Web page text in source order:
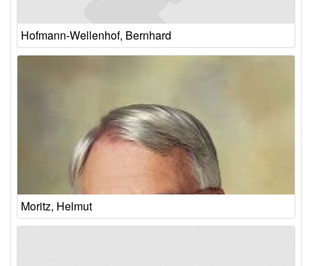
Hofmann-Wellenhof, Bernhard
Moritz, Helmut